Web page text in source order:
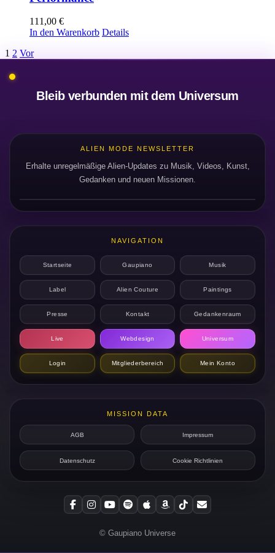
111,00 €
In den Warenkorb Details
1 2 Vor
Bleib verbunden mit dem Universum
NAVIGATION
Startseite Gaupiano Musik
Label Alien Couture Paintings
Presse Kontakt Gedankenraum
Live Webdesign Universum
Login Mitgliederbereich Mein Konto
ALIEN MODE NEWSLETTER
Erhalte unregelmäßige Alien-Updates zu Musik, Videos, Kunst,
Gedanken und neuen Missionen.
MISSION DATA
AGB Impressum
Datenschutz Cookie Richtlinien
© Gaupiano Universe